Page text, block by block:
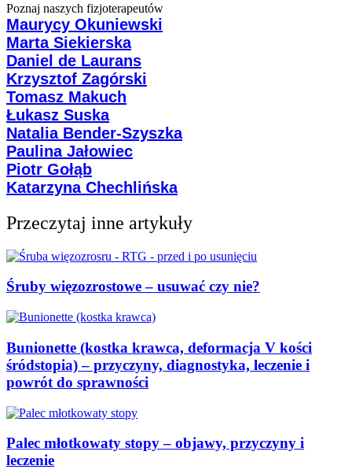
Poznaj naszych fizjoterapeutów
Maurycy Okuniewski
Marta Siekierska
Daniel de Laurans
Krzysztof Zagórski
Tomasz Makuch
Łukasz Suska
Natalia Bender-Szyszka
Paulina Jałowiec
Piotr Gołąb
Katarzyna Chechlińska
Przeczytaj inne artykuły
Śruby więzozrostowe – usuwać czy nie?
Bunionette (kostka krawca, deformacja V kości
śródstopia) – przyczyny, diagnostyka, leczenie i
powrót do sprawności
Palec młotkowaty stopy – objawy, przyczyny i
leczenie